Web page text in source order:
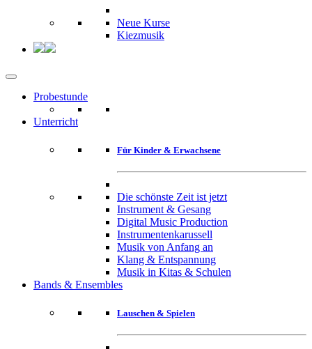
Neue Kurse
Kiezmusik
Probestunde
Unterricht
Für Kinder & Erwachsene
Die schönste Zeit ist jetzt
Instrument & Gesang
Digital Music Production
Instrumentenkarussell
Musik von Anfang an
Klang & Entspannung
Musik in Kitas & Schulen
Bands & Ensembles
Lauschen & Spielen